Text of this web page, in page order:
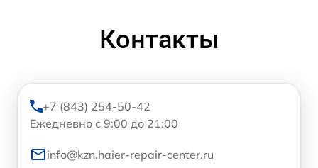
Контакты
+7 (843) 254-50-42
Ежедневно с 9:00 до 21:00
info@kzn.haier-repair-center.ru